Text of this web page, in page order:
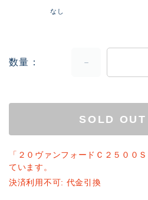
なし
数量
SOLD OUT
「２０ヴァンフォードＣ２５００
ています。
決済利用不可: 代金引換